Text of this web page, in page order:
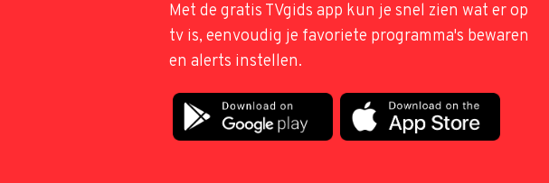
Met de gratis TVgids app kun je snel zien wat er op
tv is, eenvoudig je favoriete programma's bewaren
en alerts instellen.